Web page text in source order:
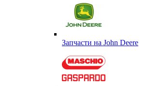
Запчасти на John Deere